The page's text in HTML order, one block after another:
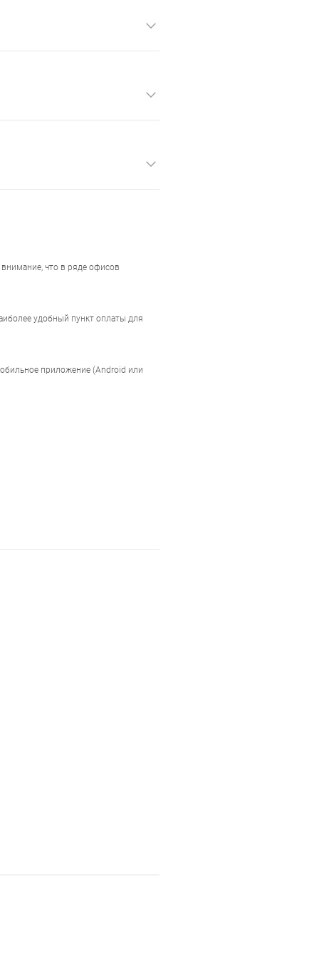
что в ряде офисов
удобный пункт оплаты для
приложение (Android или